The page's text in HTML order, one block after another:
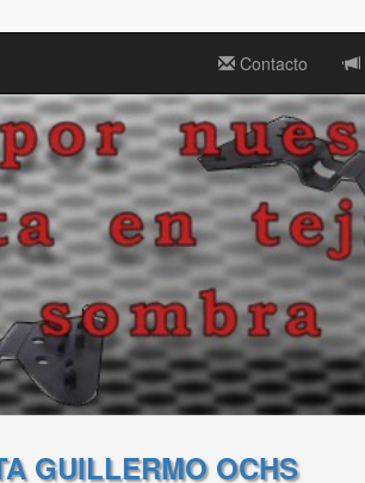
Contacto
GUILLERMO OCHS